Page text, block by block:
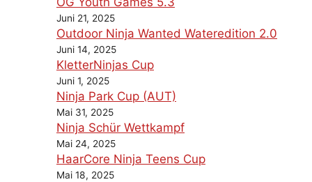
Juni 21, 2025
Outdoor Ninja Wanted Wateredition 2.0
Juni 14, 2025
KletterNinjas Cup
Juni 1, 2025
Ninja Park Cup (AUT)
Mai 31, 2025
Ninja Schür Wettkampf
Mai 24, 2025
HaarCore Ninja Teens Cup
Mai 18, 2025